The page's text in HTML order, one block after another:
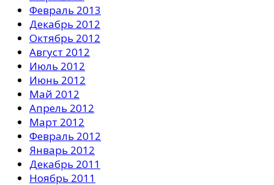
Февраль 2013
Декабрь 2012
Октябрь 2012
Август 2012
Июль 2012
Июнь 2012
Май 2012
Апрель 2012
Март 2012
Февраль 2012
Январь 2012
Декабрь 2011
Ноябрь 2011